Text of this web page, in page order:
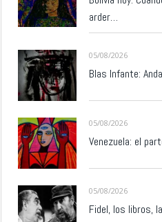
arder…
05/08/2026
Blas Infante:
05/08/2026
Venezuela: el
05/08/2026
Fidel, los libros,